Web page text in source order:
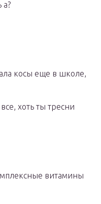
а?
косы еще в школе,
хоть ты тресни
витамины